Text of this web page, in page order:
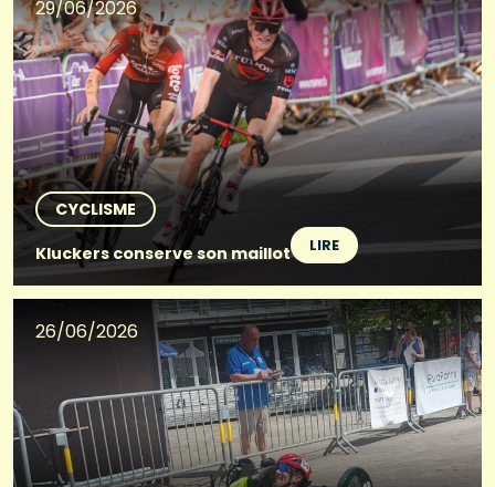
29/06/2026
CYCLISME
Kluckers conserve son maillot
LIRE
26/06/2026